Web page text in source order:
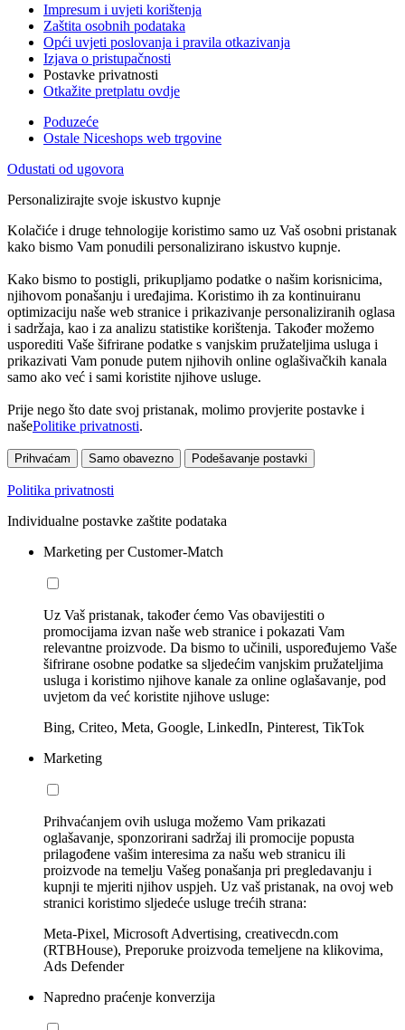
Impresum i uvjeti korištenja
Zaštita osobnih podataka
Opći uvjeti poslovanja i pravila otkazivanja
Izjava o pristupačnosti
Postavke privatnosti
Otkažite pretplatu ovdje
Poduzeće
Ostale Niceshops web trgovine
Odustati od ugovora
Personalizirajte svoje iskustvo kupnje
Kolačiće i druge tehnologije koristimo samo uz Vaš osobni pristanak
kako bismo Vam ponudili personalizirano iskustvo kupnje.
Kako bismo to postigli, prikupljamo podatke o našim korisnicima,
njihovom ponašanju i uređajima. Koristimo ih za kontinuiranu
optimizaciju naše web stranice i prikazivanje personaliziranih oglasa
i sadržaja, kao i za analizu statistike korištenja. Također možemo
usporediti Vaše šifrirane podatke s vanjskim pružateljima usluga i
prikazivati Vam ponude putem njihovih online oglašivačkih kanala
samo ako već i sami koristite njihove usluge.
Prije nego što date svoj pristanak, molimo provjerite postavke i
našePolitike privatnosti.
Prihvaćam Samo obavezno Podešavanje postavki
Politika privatnosti
Individualne postavke zaštite podataka
Marketing per Customer-Match
Uz Vaš pristanak, također ćemo Vas obavijestiti o
promocijama izvan naše web stranice i pokazati Vam
relevantne proizvode. Da bismo to učinili, uspoređujemo Vaše
šifrirane osobne podatke sa sljedećim vanjskim pružateljima
usluga i koristimo njihove kanale za online oglašavanje, pod
uvjetom da već koristite njihove usluge:
Bing, Criteo, Meta, Google, LinkedIn, Pinterest, TikTok
Marketing
Prihvaćanjem ovih usluga možemo Vam prikazati
oglašavanje, sponzorirani sadržaj ili promocije popusta
prilagođene vašim interesima za našu web stranicu ili
proizvode na temelju Vašeg ponašanja pri pregledavanju i
kupnji te mjeriti njihov uspjeh. Uz vaš pristanak, na ovoj web
stranici koristimo sljedeće usluge trećih strana:
Meta-Pixel, Microsoft Advertising, creativecdn.com
(RTBHouse), Preporuke proizvoda temeljene na klikovima,
Ads Defender
Napredno praćenje konverzija